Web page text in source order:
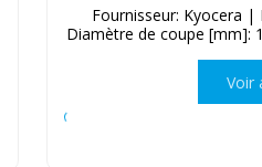
Fournisseur: Kyocera
Diamètre de coupe [mm]:
Voir